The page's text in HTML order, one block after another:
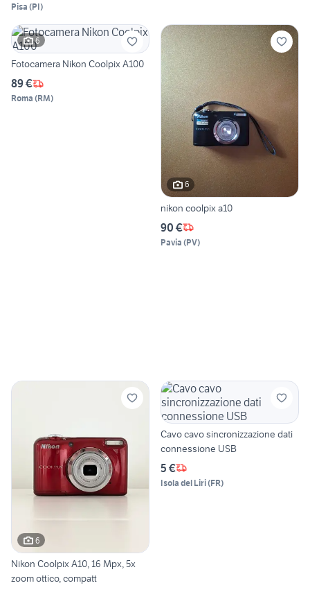
Pisa (PI)
6
Fotocamera Nikon Coolpix A100
89 €
Roma (RM)
6
nikon coolpix a10
90 €
Pavia (PV)
6
Nikon Coolpix A10, 16 Mpx, 5x
zoom ottico, compatt
Cavo cavo sincronizzazione dati
connessione USB
5 €
Isola del Liri(FR)